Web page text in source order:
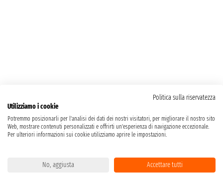
Politica sulla riservatezza
Utilizziamo i cookie
Potremmo posizionarli per l'analisi dei dati dei nostri visitatori, per migliorare il nostro sito
Web, mostrare contenuti personalizzati e offrirti un'esperienza di navigazione eccezionale.
Per ulteriori informazioni sui cookie utilizziamo aprire le impostazioni.
No, aggiusta Accettare tutti